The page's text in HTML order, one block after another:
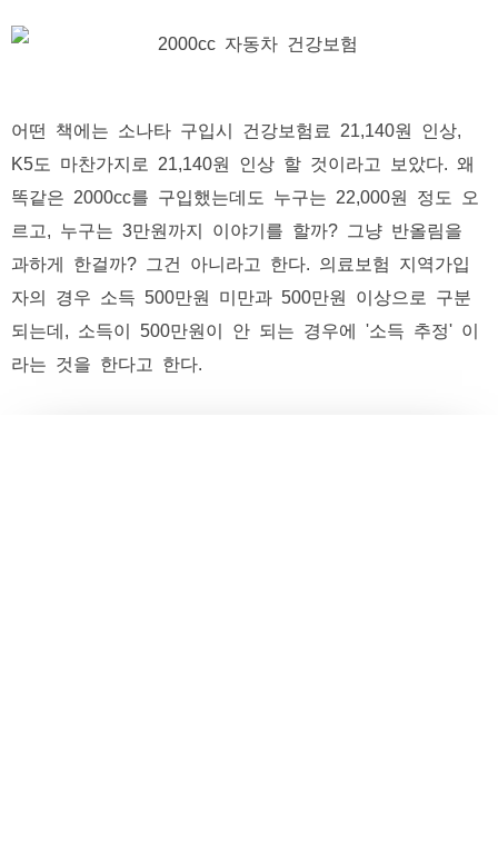
어떤 책에는 소나타 구입시 건강보험료 21,140원 인상,
K5도 마찬가지로 21,140원 인상 할 것이라고 보았다. 왜
똑같은 2000cc를 구입했는데도 누구는 22,000원 정도 오
르고, 누구는 3만원까지 이야기를 할까? 그냥 반올림을
과하게 한걸까? 그건 아니라고 한다. 의료보험 지역가입
자의 경우 소득 500만원 미만과 500만원 이상으로 구분
되는데, 소득이 500만원이 안 되는 경우에 '소득 추정' 이
라는 것을 한다고 한다.